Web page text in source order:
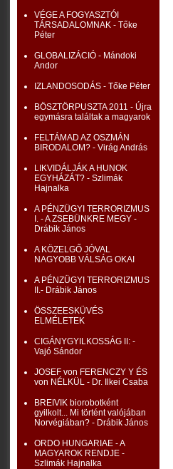
VÉGE A FOGYASZTÓI
TÁRSADALOMNAK - Tőke
Péter
GLOBALIZÁCIÓ - Mándoki
Andor
IZLANDOSODÁS - Tőke Péter
BÖSZTÖRPUSZTA 2011 - Újra
egymásra találtak a magyarok
FELTÁMAD AZ OSZMÁN
BIRODALOM? - Virág András
LIKVIDÁLJÁK A HUNOK
EGYHÁZÁT? - Szlimák
Hajnalka
A PÉNZÜGYI TERRORIZMUS
I. - A ZSEBÜNKRE MEGY -
Drábik János
A KÖZELGŐ JÓVAL
NAGYOBB VÁLSÁG OKAI
A PÉNZÜGYI TERRORIZMUS
II.- Drábik János
ÖSSZEESKÜVÉS
ELMÉLETEK
CIGÁNYGYILKOSSÁG II: -
Vajó Sándor
JOSEF von FERENCZY Y ÉS
von NÉLKÜL - Dr. Ilkei Csaba
BREIVIK biorobotként
gyilkolt... Mi történt valójában
Norvégiában? - Drábik János
ORDO HUNGARIAE - A
MAGYAROK RENDJE -
Szlimák Hajnalka